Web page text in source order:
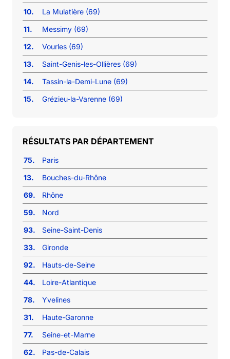
10.
La Mulatière (69)
11.
Messimy (69)
12.
Vourles (69)
13.
Saint-Genis-les-Ollières (69)
14.
Tassin-la-Demi-Lune (69)
15.
Grézieu-la-Varenne (69)
RÉSULTATS PAR DÉPARTEMENT
75.
Paris
13.
Bouches-du-Rhône
69.
Rhône
59.
Nord
93.
Seine-Saint-Denis
33.
Gironde
92.
Hauts-de-Seine
44.
Loire-Atlantique
78.
Yvelines
31.
Haute-Garonne
77.
Seine-et-Marne
62.
Pas-de-Calais